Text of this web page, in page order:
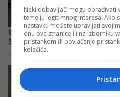
Neki dobavljači mogu obrađivati
temelju legitimnog interesa. Ako
nastavku možete upravljati
dnu ove stranice ili na izborniku
pristankom ili povlačenje
kolačića.